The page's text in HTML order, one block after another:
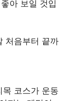
아 보일 것입
처음부터 끝까
코스가 운동